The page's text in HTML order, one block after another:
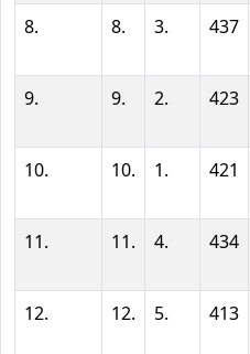
8. 8. 3. 437
9. 9. 2. 423
10. 10. 1. 421
11. 11. 4. 434
12. 12. 5. 413